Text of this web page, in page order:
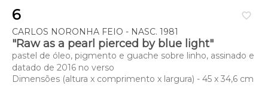
favorite_border
6
CARLOS NORONHA FEIO - NASC. 1981
"Raw as a pearl pierced by blue light"
pastel de óleo, pigmento e guache sobre linho, assinado e
datado de 2016 no verso
Dimensões (altura x comprimento x largura) - 45 x 34,6 cm